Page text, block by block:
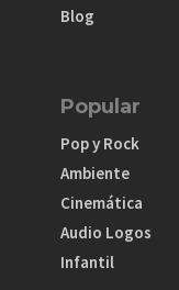
Blog
Popular
Pop y Rock
Ambiente
Cinemática
Audio Logos
Infantil